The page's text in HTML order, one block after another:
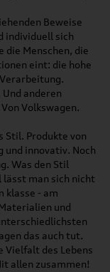
Beweise
individuell sich
die Menschen, die
eint: die hohe
anderen
Volkswagen.
Stil. Produkte von
und innovativ. Noch
Was den Stil
lässt man sich nicht
klasse - am
und
das auch tut.
Vielfalt des Lebens
allen zusammen!